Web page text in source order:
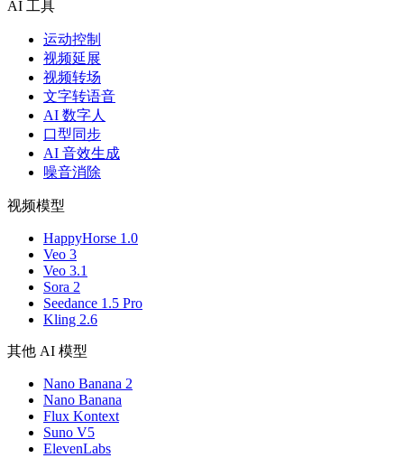
AI 工具
运动控制
视频延展
视频转场
文字转语音
AI 数字人
口型同步
AI 音效生成
噪音消除
视频模型
HappyHorse 1.0
Veo 3
Veo 3.1
Sora 2
Seedance 1.5 Pro
Kling 2.6
其他 AI 模型
Nano Banana 2
Nano Banana
Flux Kontext
Suno V5
ElevenLabs